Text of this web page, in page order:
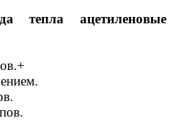
тепла ацетиленовые